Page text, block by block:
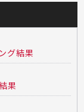
グ結果
果